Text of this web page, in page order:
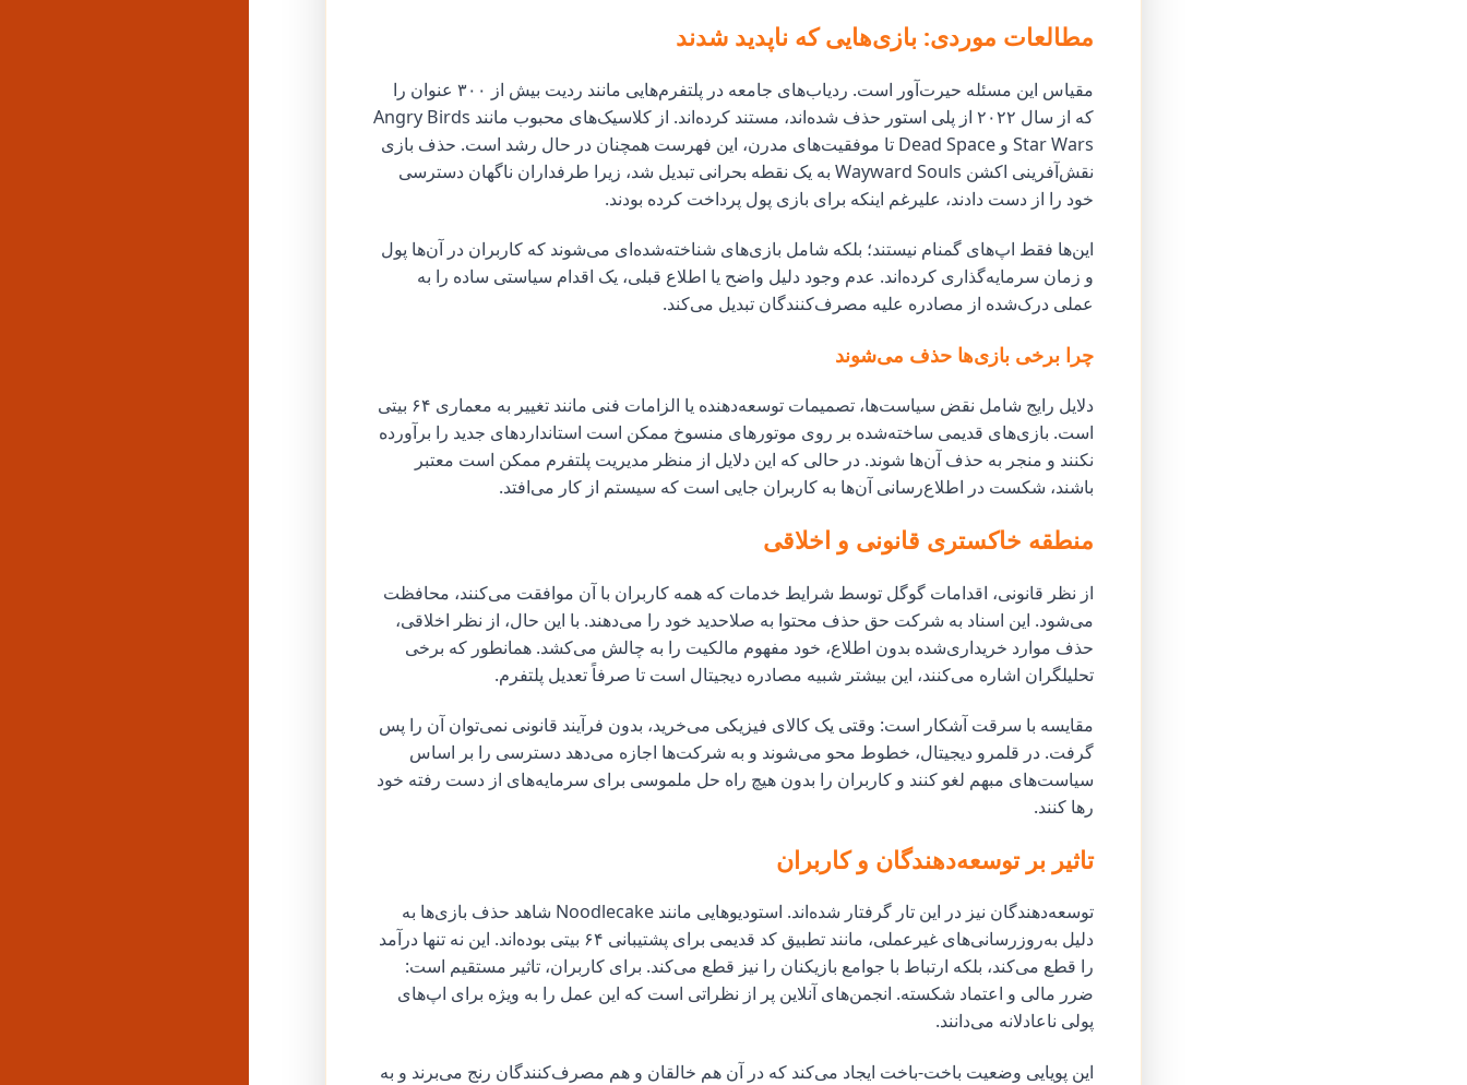
مطالعات موردی: بازی‌هایی که ناپدید شدند
مقیاس این مسئله حیرت‌آور است. ردیاب‌های جامعه در پلتفرم‌هایی مانند ردیت بیش از ۳۰۰ عنوان را
که از سال ۲۰۲۲ از پلی استور حذف شده‌اند، مستند کرده‌اند. از کلاسیک‌های محبوب مانند Angry Birds
Star Wars و Dead Space تا موفقیت‌های مدرن، این فهرست همچنان در حال رشد است. حذف بازی
نقش‌آفرینی اکشن Wayward Souls به یک نقطه بحرانی تبدیل شد، زیرا طرفداران ناگهان دسترسی
خود را از دست دادند، علیرغم اینکه برای بازی پول پرداخت کرده بودند.
این‌ها فقط اپ‌های گمنام نیستند؛ بلکه شامل بازی‌های شناخته‌شده‌ای می‌شوند که کاربران در آن‌ها پول
و زمان سرمایه‌گذاری کرده‌اند. عدم وجود دلیل واضح یا اطلاع قبلی، یک اقدام سیاستی ساده را به
عملی درک‌شده از مصادره علیه مصرف‌کنندگان تبدیل می‌کند.
چرا برخی بازی‌ها حذف می‌شوند
دلایل رایج شامل نقض سیاست‌ها، تصمیمات توسعه‌دهنده یا الزامات فنی مانند تغییر به معماری ۶۴ بیتی
است. بازی‌های قدیمی ساخته‌شده بر روی موتورهای منسوخ ممکن است استانداردهای جدید را برآورده
نکنند و منجر به حذف آن‌ها شوند. در حالی که این دلایل از منظر مدیریت پلتفرم ممکن است معتبر
باشند، شکست در اطلاع‌رسانی آن‌ها به کاربران جایی است که سیستم از کار می‌افتد.
منطقه خاکستری قانونی و اخلاقی
از نظر قانونی، اقدامات گوگل توسط شرایط خدمات که همه کاربران با آن موافقت می‌کنند، محافظت
می‌شود. این اسناد به شرکت حق حذف محتوا به صلاحدید خود را می‌دهند. با این حال، از نظر اخلاقی،
حذف موارد خریداری‌شده بدون اطلاع، خود مفهوم مالکیت را به چالش می‌کشد. همانطور که برخی
تحلیلگران اشاره می‌کنند، این بیشتر شبیه مصادره دیجیتال است تا صرفاً تعدیل پلتفرم.
مقایسه با سرقت آشکار است: وقتی یک کالای فیزیکی می‌خرید، بدون فرآیند قانونی نمی‌توان آن را پس
گرفت. در قلمرو دیجیتال، خطوط محو می‌شوند و به شرکت‌ها اجازه می‌دهد دسترسی را بر اساس
سیاست‌های مبهم لغو کنند و کاربران را بدون هیچ راه حل ملموسی برای سرمایه‌های از دست رفته خود
رها کنند.
تاثیر بر توسعه‌دهندگان و کاربران
توسعه‌دهندگان نیز در این تار گرفتار شده‌اند. استودیوهایی مانند Noodlecake شاهد حذف بازی‌ها به
دلیل به‌روزرسانی‌های غیرعملی، مانند تطبیق کد قدیمی برای پشتیبانی ۶۴ بیتی بوده‌اند. این نه تنها درآمد
را قطع می‌کند، بلکه ارتباط با جوامع بازیکنان را نیز قطع می‌کند. برای کاربران، تاثیر مستقیم است:
ضرر مالی و اعتماد شکسته. انجمن‌های آنلاین پر از نظراتی است که این عمل را به ویژه برای اپ‌های
پولی ناعادلانه می‌دانند.
این پویایی وضعیت باخت-باخت ایجاد می‌کند که در آن هم خالقان و هم مصرف‌کنندگان رنج می‌برند و به